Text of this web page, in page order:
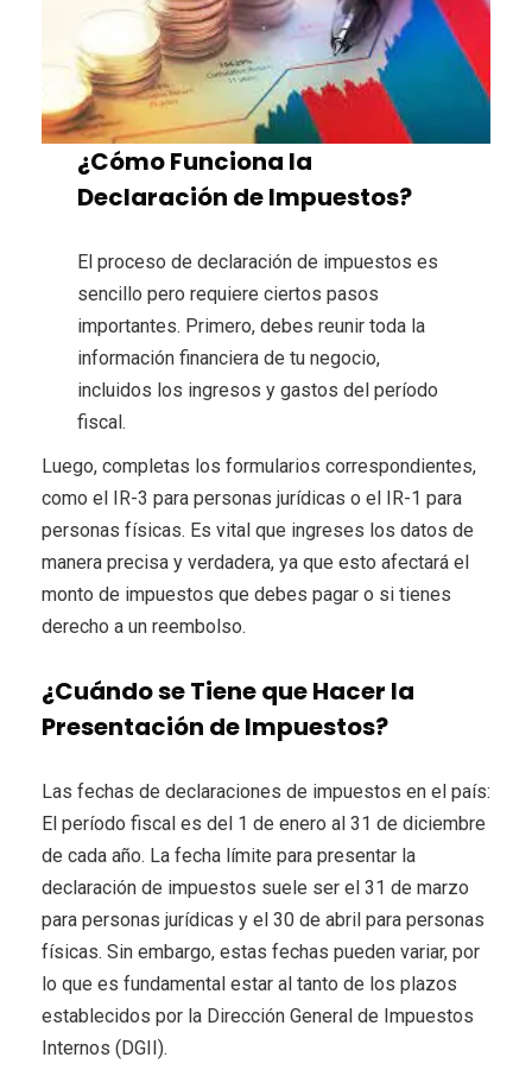
¿Cómo Funciona la
Declaración de Impuestos?
El proceso de declaración de impuestos es
sencillo pero requiere ciertos pasos
importantes. Primero, debes reunir toda la
información financiera de tu negocio,
incluidos los ingresos y gastos del período
fiscal.
Luego, completas los formularios correspondientes,
como el IR-3 para personas jurídicas o el IR-1 para
personas físicas. Es vital que ingreses los datos de
manera precisa y verdadera, ya que esto afectará el
monto de impuestos que debes pagar o si tienes
derecho a un reembolso.
¿Cuándo se Tiene que Hacer la
Presentación de Impuestos?
Las fechas de declaraciones de impuestos en el país:
El período fiscal es del 1 de enero al 31 de diciembre
de cada año. La fecha límite para presentar la
declaración de impuestos suele ser el 31 de marzo
para personas jurídicas y el 30 de abril para personas
físicas. Sin embargo, estas fechas pueden variar, por
lo que es fundamental estar al tanto de los plazos
establecidos por la Dirección General de Impuestos
Internos (DGII).